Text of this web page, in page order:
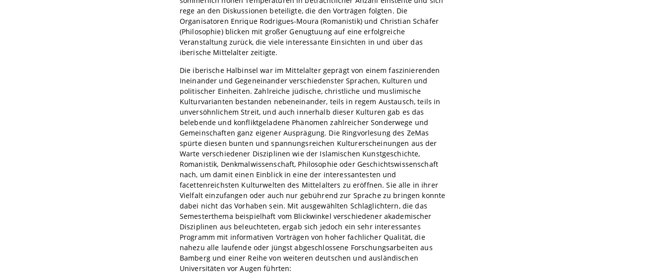
rege an den Diskussionen beteiligte, die den Vorträgen folgten. Die
Organisatoren Enrique Rodrigues-Moura (Romanistik) und Christian Schäfer
(Philosophie) blicken mit großer Genugtuung auf eine erfolgreiche
Veranstaltung zurück, die viele interessante Einsichten in und über das
iberische Mittelalter zeitigte.
Die iberische Halbinsel war im Mittelalter geprägt von einem faszinierenden
Ineinander und Gegeneinander verschiedenster Sprachen, Kulturen und
politischer Einheiten. Zahlreiche jüdische, christliche und muslimische
Kulturvarianten bestanden nebeneinander, teils in regem Austausch, teils in
unversöhnlichem Streit, und auch innerhalb dieser Kulturen gab es das
belebende und konfliktgeladene Phänomen zahlreicher Sonderwege und
Gemeinschaften ganz eigener Ausprägung. Die Ringvorlesung des ZeMas
spürte diesen bunten und spannungsreichen Kulturerscheinungen aus der
Warte verschiedener Disziplinen wie der Islamischen Kunstgeschichte,
Romanistik, Denkmalwissenschaft, Philosophie oder Geschichtswissenschaft
nach, um damit einen Einblick in eine der interessantesten und
facettenreichsten Kulturwelten des Mittelalters zu eröffnen. Sie alle in ihrer
Vielfalt einzufangen oder auch nur gebührend zur Sprache zu bringen konnte
dabei nicht das Vorhaben sein. Mit ausgewählten Schlaglichtern, die das
Semesterthema beispielhaft vom Blickwinkel verschiedener akademischer
Disziplinen aus beleuchteten, ergab sich jedoch ein sehr interessantes
Programm mit informativen Vorträgen von hoher fachlicher Qualität, die
nahezu alle laufende oder jüngst abgeschlossene Forschungsarbeiten aus
Bamberg und einer Reihe von weiteren deutschen und ausländischen
Universitäten vor Augen führten: